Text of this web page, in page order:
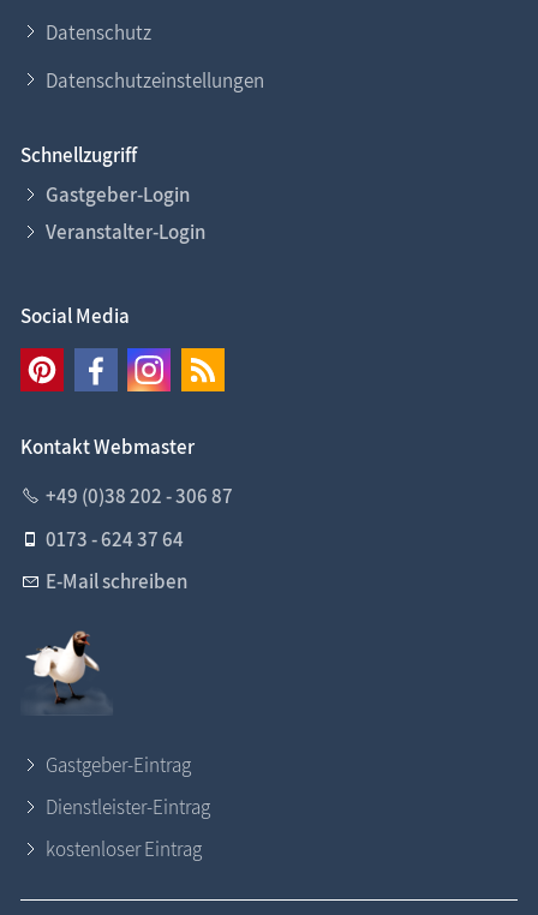
Datenschutz
Datenschutzeinstellungen
Schnellzugriff
Gastgeber-Login
Veranstalter-Login
Social Media
Kontakt Webmaster
+49 (0)38 202 - 306 87
0173 - 624 37 64
E-Mail schreiben
Gastgeber-Eintrag
Dienstleister-Eintrag
kostenloser Eintrag